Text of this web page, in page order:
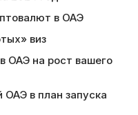
в ОАЭ
виз
ОАЭ на рост вашего
ОАЭ в план запуска